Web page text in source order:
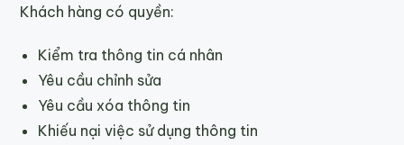
Khách hàng có quyền:
Kiểm tra thông tin cá nhân
Yêu cầu chỉnh sửa
Yêu cầu xóa thông tin
Khiếu nại việc sử dụng thông tin